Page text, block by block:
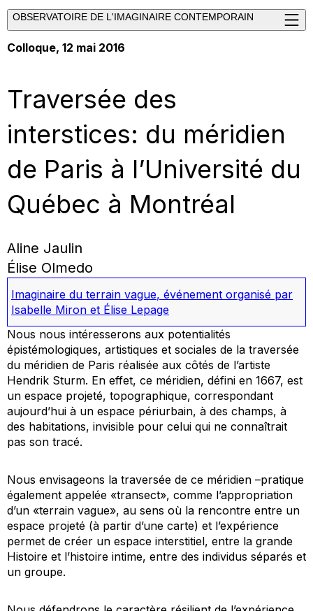
OBSERVATOIRE DE L'IMAGINAIRE CONTEMPORAIN
Colloque, 12 mai 2016
Traversée des
interstices: du méridien
de Paris à l’Université du
Québec à Montréal
Aline Jaulin
Élise Olmedo
Imaginaire du terrain vague, événement organisé par
Isabelle Miron et Élise Lepage
Nous nous intéresserons aux potentialités
épistémologiques, artistiques et sociales de la traversée
du méridien de Paris réalisée aux côtés de l’artiste
Hendrik Sturm. En effet, ce méridien, défini en 1667, est
un espace projeté, topographique, correspondant
aujourd’hui à un espace périurbain, à des champs, à
des habitations, invisible pour celui qui ne connaîtrait
pas son tracé.
Nous envisageons la traversée de ce méridien –pratique
également appelée «transect», comme l’appropriation
d’un «terrain vague», au sens où la rencontre entre un
espace projeté (à partir d’une carte) et l’expérience
permet de créer un espace interstitiel, entre la grande
Histoire et l’histoire intime, entre des individus séparés et
un groupe.